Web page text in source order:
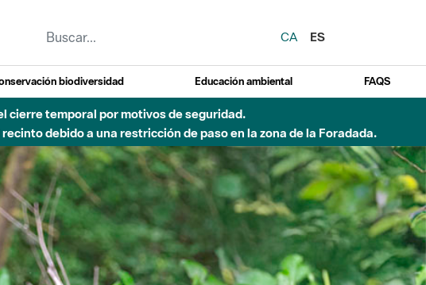
CA
ES
biodiversidad Educación ambiental FAQS
cierre temporal por motivos de seguridad.
debido a una restricción de paso en la zona de la Foradada.